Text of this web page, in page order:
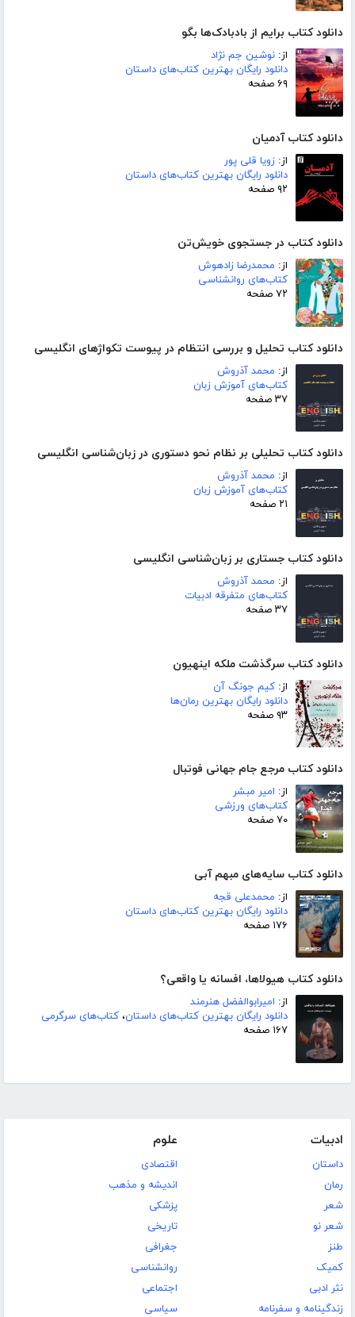
دانلود کتاب برایم از بادبادک‌ها بگو
از: نوشین جم نژاد
دانلود رایگان بهترین کتاب‌های داستان
۶۹ صفحه
دانلود کتاب آدمیان
از: زویا قلی پور
دانلود رایگان بهترین کتاب‌های داستان
۹۲ صفحه
دانلود کتاب در جستجوی خویش‌تن
از: محمدرضا زادهوش
کتاب‌های روانشناسی
۷۲ صفحه
دانلود کتاب تحلیل و بررسی انتظام در پیوست تکواژهای انگلیسی
از: محمد آذروش
کتاب‌های آموزش زبان
۳۷ صفحه
دانلود کتاب تحلیلی بر نظام نحو دستوری در زبان‌شناسی انگلیسی
از: محمد آذروش
کتاب‌های آموزش زبان
۲۱ صفحه
دانلود کتاب جستاری بر زبان‌شناسی انگلیسی
از: محمد آذروش
کتاب‌های متفرقه ادبیات
۳۷ صفحه
دانلود کتاب سرگذشت ملکه اینهیون
از: کیم جونگ آن
دانلود رایگان بهترین رمان‌ها
۹۳ صفحه
دانلود کتاب مرجع جام جهانی فوتبال
از: امیر مبشر
کتاب‌های ورزشی
۷۰ صفحه
دانلود کتاب سایه‌های مبهم آبی
از: محمدعلی قجه
دانلود رایگان بهترین کتاب‌های داستان
۱۷۶ صفحه
دانلود کتاب هیولاها، افسانه یا واقعی؟
از: امیرابوالفضل هنرمند
دانلود رایگان بهترین کتاب‌های داستان، کتاب‌های سرگرمی
۱۶۷ صفحه
ادبیات
داستان
رمان
شعر
شعر نو
طنز
کمیک
نثر ادبی
زندگینامه و سفرنامه
علوم
اقتصادی
اندیشه و مذهب
پزشکی
تاریخی
جغرافی
روانشناسی
اجتماعی
سیاسی